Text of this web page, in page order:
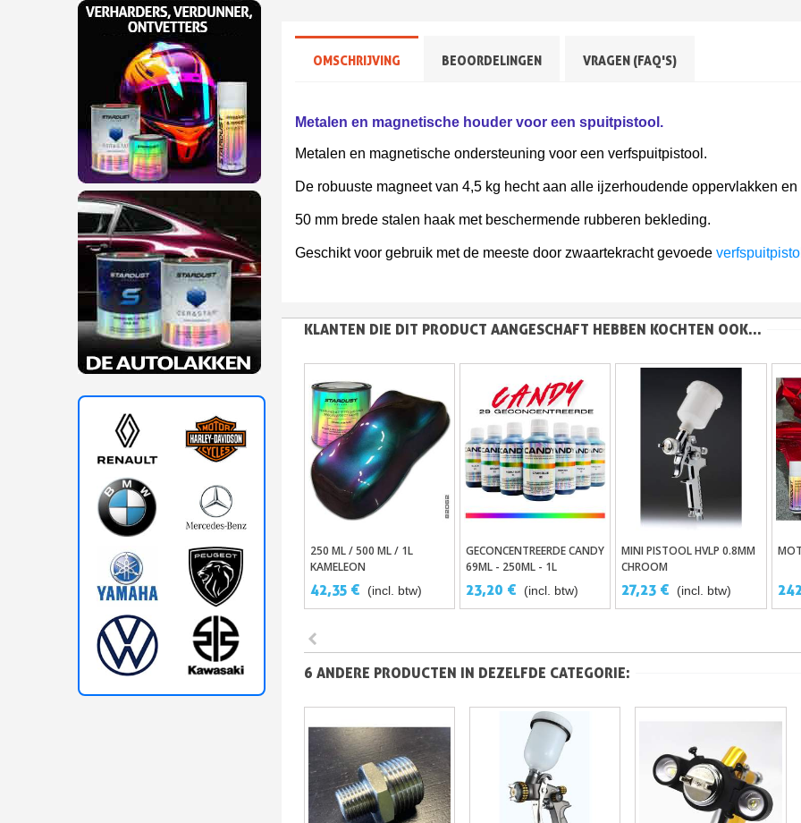
Deel je creaties en
Verzamel
5€ korting op
10€ shopping
Levering binnen
Je online offerte
Deel je creaties en
Verzamel
Retourneer
5€ korting op
10€ shopping
OMSCHRIJVING BEOORDELINGEN VRAGEN (FAQ'S)
Metalen en magnetische houder voor een spuitpistool.
Metalen en magnetische ondersteuning voor een verfspuitpistool.
De robuuste magneet van 4,5 kg hecht aan alle ijzerhoudende oppervlakken
50 mm brede stalen haak met beschermende rubberen bekleding.
Geschikt voor gebruik met de meeste door zwaartekracht gevoede
KLANTEN DIE DIT PRODUCT AANGESCHAFT HEBBEN KOCHTEN OOK...
In Winkelwagen
250 ML / 500 ML / 1L
KAMELEON
SOLVENTHOUDENDE LAK
42,35 € (incl. btw)
In Winkelwagen
GECONCENTREERDE CANDY
69ML - 250ML - 1L
23,20 € (incl. btw)
In Winkelwagen
MINI PISTOOL HVLP 0.8MM
CHROOM
27,23 € (incl. btw)
6 ANDERE PRODUCTEN IN DEZELFDE CATEGORIE: